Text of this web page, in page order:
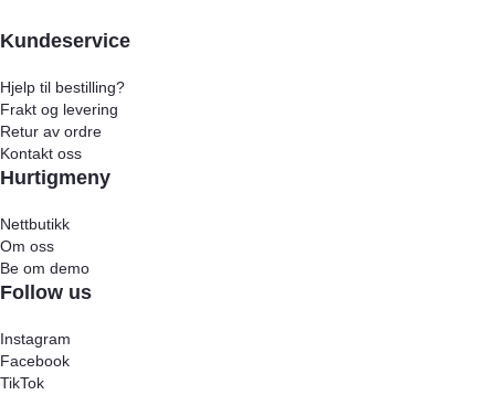
Kundeservice
Hjelp til bestilling?
Frakt og levering
Retur av ordre
Kontakt oss
Hurtigmeny
Nettbutikk
Om oss
Be om demo
Follow us
Instagram
Facebook
TikTok